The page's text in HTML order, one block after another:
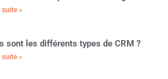
suite »
sont les différents types de CRM ?
suite »